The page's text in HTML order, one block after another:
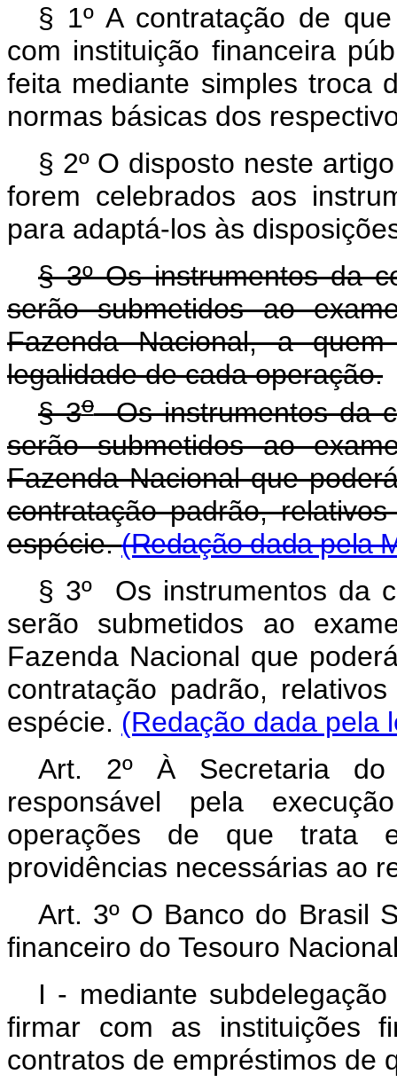
§ 1º A contratação de
com instituição financeira
feita mediante simples troca
normas básicas dos
§ 2º O disposto neste
forem celebrados aos
para adaptá-los às
§ 3º Os instrumentos da
serão submetidos ao
Fazenda Nacional, a
legalidade de cada operação.
§ 3oOs instrumentos da
serão submetidos ao
Fazenda Nacional que
contratação padrão,
espécie.(Redação dada pela
§ 3ºOs instrumentos da
serão submetidos ao
Fazenda Nacional que
contratação padrão,
espécie. (Redação dada pela
Art. 2º À Secretaria
responsável pela
operações de que trata
providências necessárias ao
Art. 3º O Banco do Brasil
financeiro do Tesouro
I - mediante
firmar com as instituições
contratos de empréstimos de